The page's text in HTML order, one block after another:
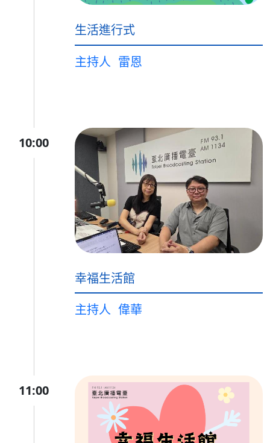
生活進行式
主持人 雷恩
10:00
幸福生活館
主持人 偉華
11:00